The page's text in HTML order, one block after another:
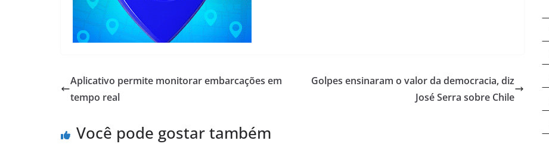
Aplicativo permite monitorar embarcações em
tempo real
Golpes ensinaram o valor da democracia, diz
José Serra sobre Chile
Você pode gostar também